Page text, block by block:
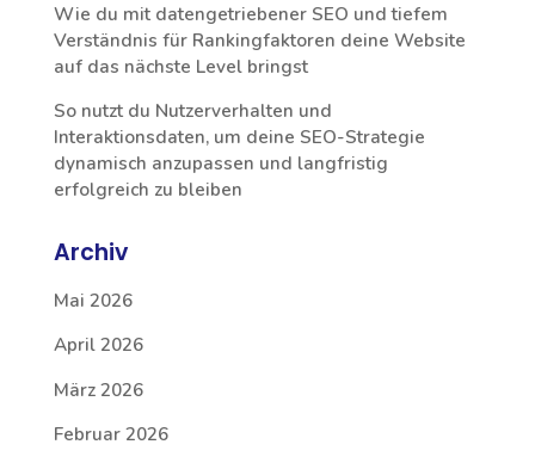
Wie du mit datengetriebener SEO und tiefem
Verständnis für Rankingfaktoren deine Website
auf das nächste Level bringst
So nutzt du Nutzerverhalten und
Interaktionsdaten, um deine SEO-Strategie
dynamisch anzupassen und langfristig
erfolgreich zu bleiben
Archiv
Mai 2026
April 2026
März 2026
Februar 2026